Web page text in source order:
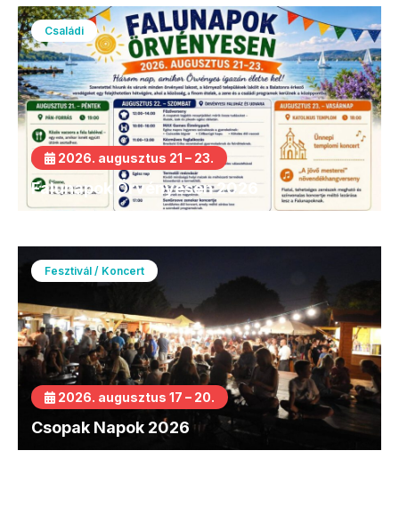
Családi
2026. augusztus 21 – 23.
Falunapok Örvényesen 2026
Fesztivál / Koncert
2026. augusztus 17 – 20.
Csopak Napok 2026